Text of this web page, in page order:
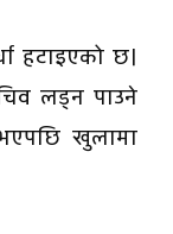
हटाइएको छ।
लड्न पाउने
खुलामा